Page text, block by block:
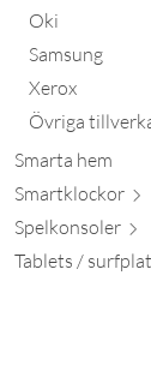
Oki
Samsung
Xerox
Övriga
Smarta hem
Smartklockor
Spelkonsoler
Tablets / surfpl